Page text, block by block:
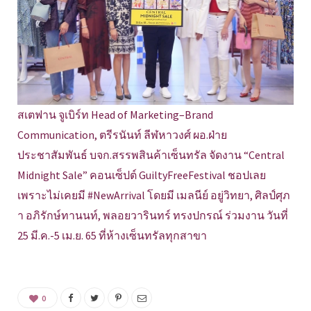
สเตฟาน จูเบิร์ท Head of Marketing–Brand
Communication, ตรีรนันท์ ลีฬหาวงศ์ ผอ.ฝ่าย
ประชาสัมพันธ์ บจก.สรรพสินค้าเซ็นทรัล จัดงาน “Central
Midnight Sale” คอนเซ็ปต์ GuiltyFreeFestival ชอปเลย
เพราะไม่เคยมี #NewArrival โดยมี เมลนีย์ อยู่วิทยา, ศิลป์ศุภ
า อภิรักษ์ทานนท์, พลอยวารินทร์ ทรงปกรณ์ ร่วมงาน วันที่
25 มี.ค.-5 เม.ย. 65 ที่ห้างเซ็นทรัลทุกสาขา
0